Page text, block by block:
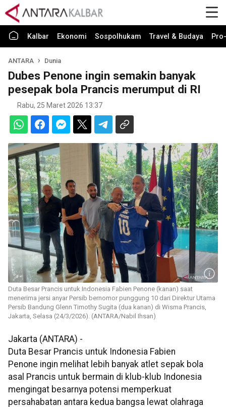
Kalbar Ekonomi Sospolhukam Travel & Budaya
ANTARA Dunia
Dubes Penone ingin semakin banyak
pesepak bola Prancis merumput di RI
Rabu, 25 Maret 2026 13:37
Duta Besar Prancis untuk Indonesia Fabien Penone (kanan) saat
menerima jersi anyar Persib bernomor punggung 10 dari Direktur Utama
Persib Bandung Glenn Timothy Sugita (dua kanan) di Wisma Prancis,
Jakarta, Selasa (24/3/2026). (ANTARA/Nabil Ihsan)
Jakarta (ANTARA) -
Duta Besar Prancis untuk Indonesia Fabien
Penone ingin melihat lebih banyak atlet sepak bola
asal Prancis untuk bermain di klub-klub Indonesia
mengingat besarnya potensi memperkuat
persahabatan antara kedua bangsa lewat olahraga